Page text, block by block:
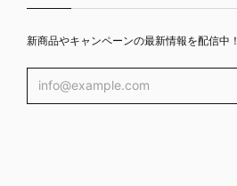
新商品やキャンペーンの最新情報を配信中！